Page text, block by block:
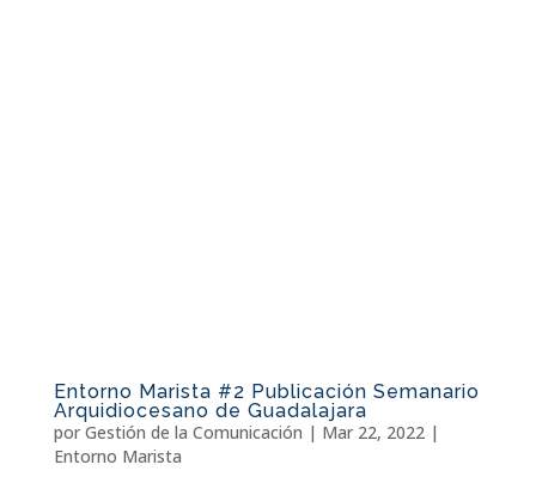
Entorno Marista #2 Publicación Semanario
Arquidiocesano de Guadalajara
por Gestión de la Comunicación | Mar 22, 2022|
Entorno Marista